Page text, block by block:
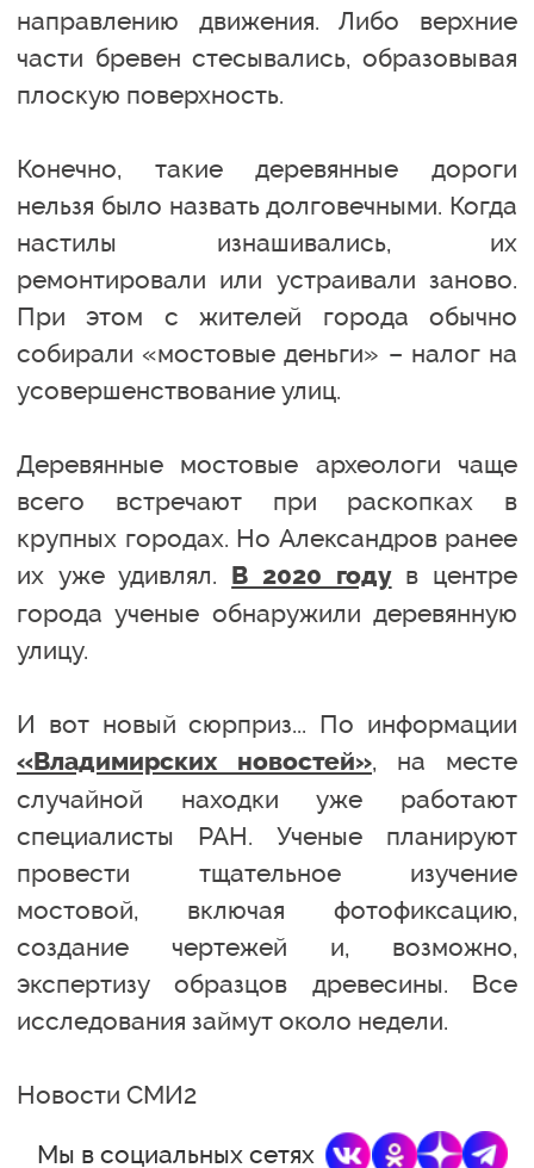
направлению движения. Либо верхние
части бревен стесывались, образовывая
плоскую поверхность.
Конечно, такие деревянные дороги
нельзя было назвать долговечными. Когда
настилы изнашивались, их
ремонтировали или устраивали заново.
При этом с жителей города обычно
собирали «мостовые деньги» – налог на
усовершенствование улиц.
Деревянные мостовые археологи чаще
всего встречают при раскопках в
крупных городах. Но Александров ранее
их уже удивлял. В 2020 годув центре
города ученые обнаружили деревянную
улицу.
И вот новый сюрприз... По информации
«Владимирских новостей», на месте
случайной находки уже работают
специалисты РАН. Ученые планируют
провести тщательное изучение
мостовой, включая фотофиксацию,
создание чертежей и, возможно,
экспертизу образцов древесины. Все
исследования займут около недели.
Новости СМИ2
Мы в социальных сетях